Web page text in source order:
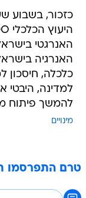
כזכור, בשבוע
האנרגטי
האנרגיה
כלכלה, חיסכון
למדינה, היבטי
להמשך פיתוח
מינויים
טרם התפרסמו